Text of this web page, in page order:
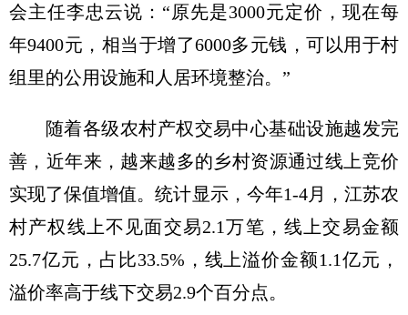
会主任李忠云说：“原先是3000元定价，现在每
年9400元，相当于增了6000多元钱，可以用于村
组里的公用设施和人居环境整治。”
随着各级农村产权交易中心基础设施越发完
善，近年来，越来越多的乡村资源通过线上竞价
实现了保值增值。统计显示，今年1-4月，江苏农
村产权线上不见面交易2.1万笔，线上交易金额
25.7亿元，占比33.5%，线上溢价金额1.1亿元，
溢价率高于线下交易2.9个百分点。